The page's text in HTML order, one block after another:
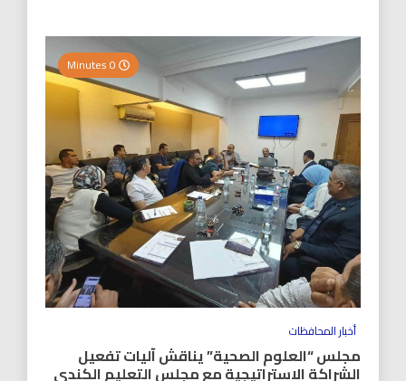
أخبار المحافظات
مجلس “العلوم الصحية” يناقش آليات تفعيل
الشراكة الاستراتيجية مع مجلس التعليم الكندي